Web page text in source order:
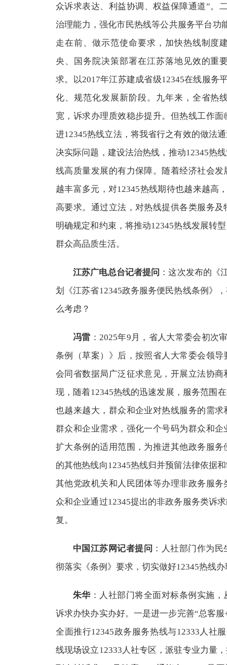
众诉求表达、利益协调、权益保障通道”。
治理能力，强化市民热线等公共服务平台功
走在前、做示范使命要求，加快热线制度
央、国务院决策部署在江苏落地见效的重
求。以2017年江苏建成省级12345在线服务
化、规范化发展新阶段。九年来，全省热
宽，诉求办理质效稳步提升。但热线工作
进12345热线立法，将我省行之有效的做法
决实际问题，建设法治热线，推动12345热
线高质量发展的有力保障。随着经济社会
越丰富多元，对12345热线期待也越来越高
高要求。通过立法，对热线提供各类服务
明确规定和约束，将推动12345热线发展转
群众高品质生活。
江苏广电总台记者提问 ：这次发布的《
划《江苏省12345政务服务便民热线条例》
么考虑？
冯雷 ：2025年9月，省人大常委会初次
条例（草案）》后，按照省人大常委会领
会同省数据局广泛征求意见，开展立法协
现，随着12345热线的迅速发展，服务范围
也越来越大，群众和企业对热线服务的需
群众和企业需求，强化一个号码为群众和
扩大条例的适用范围，为推进其他政务服
的其他热线向12345热线归并预留法律依据
其他党政机关和人民团体等办理非政务服
众和企业通过12345提出的非政务服务类诉
复。
中国江苏网记者提问 ：人社部门作为
彻落实《条例》要求，切实做好12345热线
朱华：人社部门将全面对标条例实施
诉求办快办实办好。一是进一步完善“总客
全面推行12345政务服务热线与12333人社
线现场设立12333人社专区，派驻专业力量